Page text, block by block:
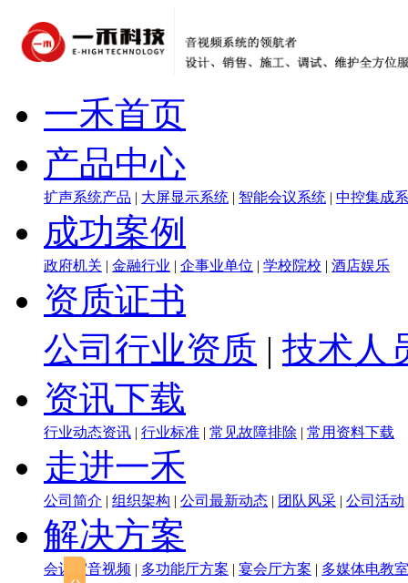
一禾首页
产品中心
扩声系统产品 | 大屏显示系统 | 智能会议系统 | 中控集成
成功案例
政府机关 | 金融行业 | 企事业单位 | 学校院校 | 酒店娱乐
资质证书
公司行业资质 | 技术人
资讯下载
行业动态资讯 | 行业标准 | 常见故障排除 | 常用资料下载
走进一禾
公司简介 | 组织架构 | 公司最新动态 | 团队风采 | 公司活动
解决方案
会议室音视频 | 多功能厅方案 | 宴会厅方案 | 多媒体电教室